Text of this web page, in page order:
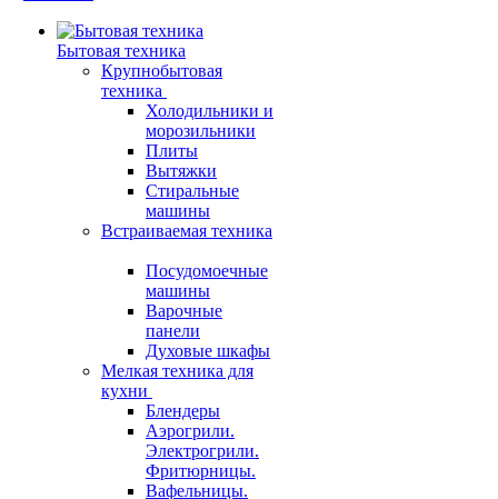
Бытовая техника
Крупнобытовая
техника
Холодильники и
морозильники
Плиты
Вытяжки
Стиральные
машины
Встраиваемая техника
Посудомоечные
машины
Варочные
панели
Духовые шкафы
Мелкая техника для
кухни
Блендеры
Аэрогрили.
Электрогрили.
Фритюрницы.
Вафельницы.